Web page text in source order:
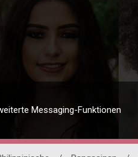
Messaging-Funktionen